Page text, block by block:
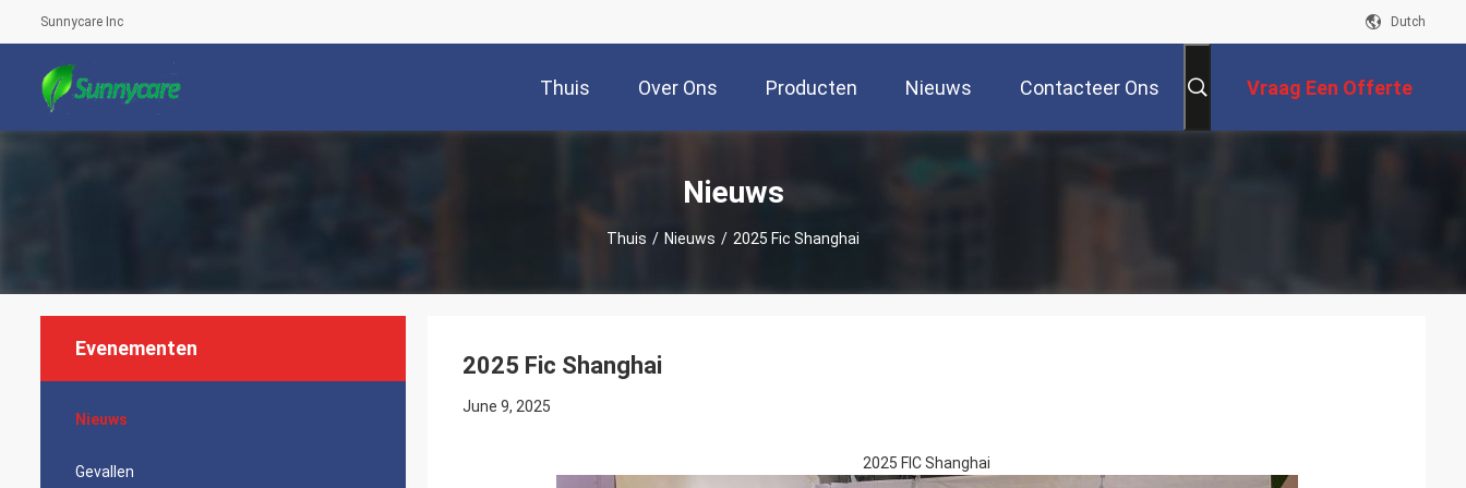
Sunnycare Inc Dutch
Thuis Over Ons Producten Nieuws Contacteer Ons Vraag Een Offerte
Nieuws
Thuis / Nieuws / 2025 Fic Shanghai
Evenementen
Nieuws
Gevallen
2025 Fic Shanghai
June 9, 2025
2025 FIC Shanghai